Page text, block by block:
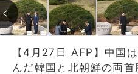
【4月27日 AFP】中国
んだ韓国と北朝鮮の両